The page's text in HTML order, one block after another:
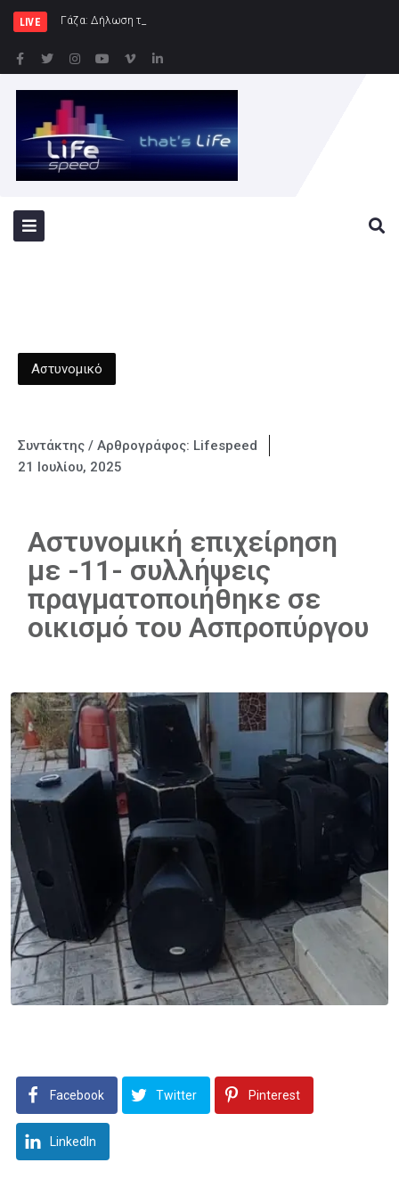
LIVE Γάζα: Δήλωση της Ύπατης Εκπροσώπου εξ
Αστυνομικό
Συντάκτης / Αρθρογράφος: Lifespeed
21 Ιουλίου, 2025
Αστυνομική επιχείρηση
με -11- συλλήψεις
πραγματοποιήθηκε σε
οικισμό του Ασπροπύργου
Facebook Twitter Pinterest
LinkedIn